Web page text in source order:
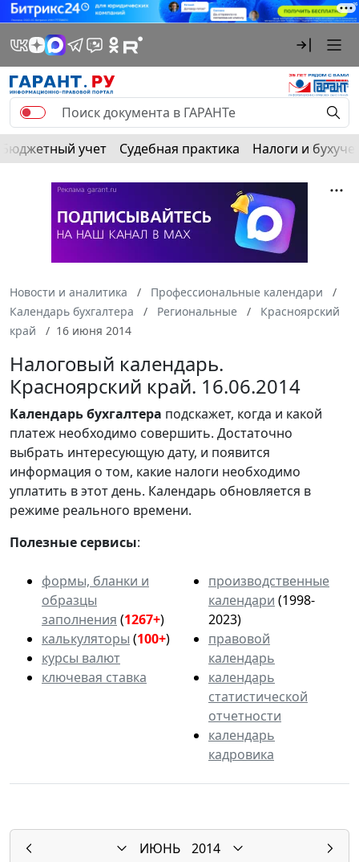
Бюджетный учет Судебная практика Налоги и
Новости и аналитика
Профессиональные календари
Календарь бухгалтера
Региональные
Красноярский
край
16 июня 2014
Налоговый календарь.
Красноярский край. 16.06.2014
Календарьбухгалтера подскажет, когда и какой
платеж необходимо совершить. Достаточно
выбрать интересующую дату, и появится
информация о том, какие налоги необходимо
уплатить в этот день. Календарь обновляется в
режиме реального времени.
Полезные сервисы:
формы, бланки и
образцы
заполнения (1267+)
калькуляторы (100+)
курсы валют
ключевая ставка
производственные
календари (1998-
2023)
правовой
календарь
календарь
статистической
отчетности
календарь
кадровика
ИЮНЬ
2014